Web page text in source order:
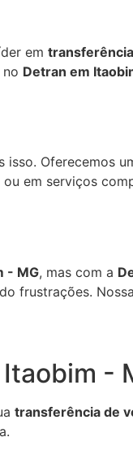
em
Detran em
isso. Oferecemos
ou em serviços
- MG, mas com a
frustrações.
-
transferência de